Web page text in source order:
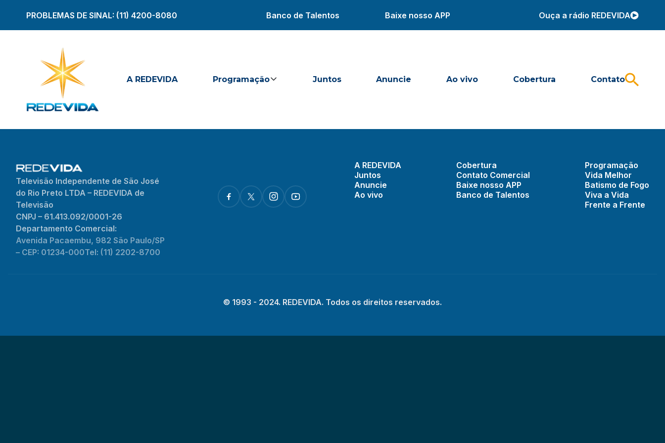
PROBLEMAS DE SINAL: (11) 4200-8080 Banco de Talentos Baixe nosso APP Ouça a rádio REDEVIDA
A REDEVIDA Programação Juntos Anuncie Ao vivo Cobertura Contato
Televisão Independente de São José
do Rio Preto LTDA – REDEVIDA de
Televisão
CNPJ – 61.413.092/0001-26
Departamento Comercial:
Avenida Pacaembu, 982 São Paulo/SP
– CEP: 01234-000Tel: (11) 2202-8700
A REDEVIDA
Juntos
Anuncie
Ao vivo
Cobertura
Contato Comercial
Baixe nosso APP
Banco de Talentos
Programação
Vida Melhor
Batismo de Fogo
Viva a Vida
Frente a Frente
© 1993 - 2024. REDEVIDA. Todos os direitos reservados.